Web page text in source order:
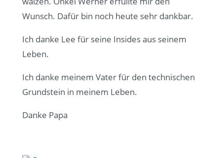
Wunsch. Dafür bin noch heute sehr dankbar.
Ich danke Lee für seine Insides aus seinem
Leben.
Ich danke meinem Vater für den technischen
Grundstein in meinem Leben.
Danke Papa